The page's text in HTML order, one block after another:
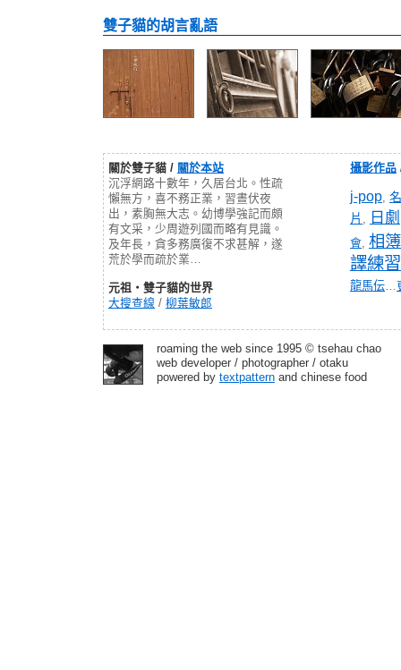
雙子貓的胡言亂語
關於雙子貓 / 關於本站
沉浮網路十數年，久居台北。性疏
懶無方，喜不務正業，習晝伏夜
出，素胸無大志。幼博學強記而頗
有文采，少周遊列國而略有見識。
及年長，貪多務廣復不求甚解，遂
荒於學而疏於業…
元祖‧雙子貓的世界
大搜查線 / 柳葉敏郎
攝影作品
j-pop,
片 , 日劇
會, 相簿
譯練習
龍馬伝…
roaming the web since 1995 © tsehau chao
web developer / photographer / otaku
powered by textpattern and chinese food